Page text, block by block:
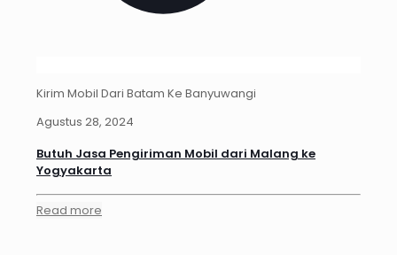
Kirim Mobil Dari Batam Ke Banyuwangi
Agustus 28, 2024
Butuh Jasa Pengiriman Mobil dari Malang ke
Yogyakarta
Read more